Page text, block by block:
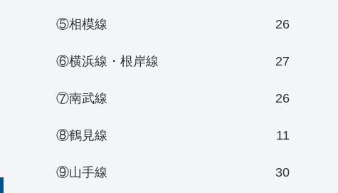
⑤相模線 26
⑥横浜線・根岸線 27
⑦南武線 26
⑧鶴見線 11
⑨山手線 30